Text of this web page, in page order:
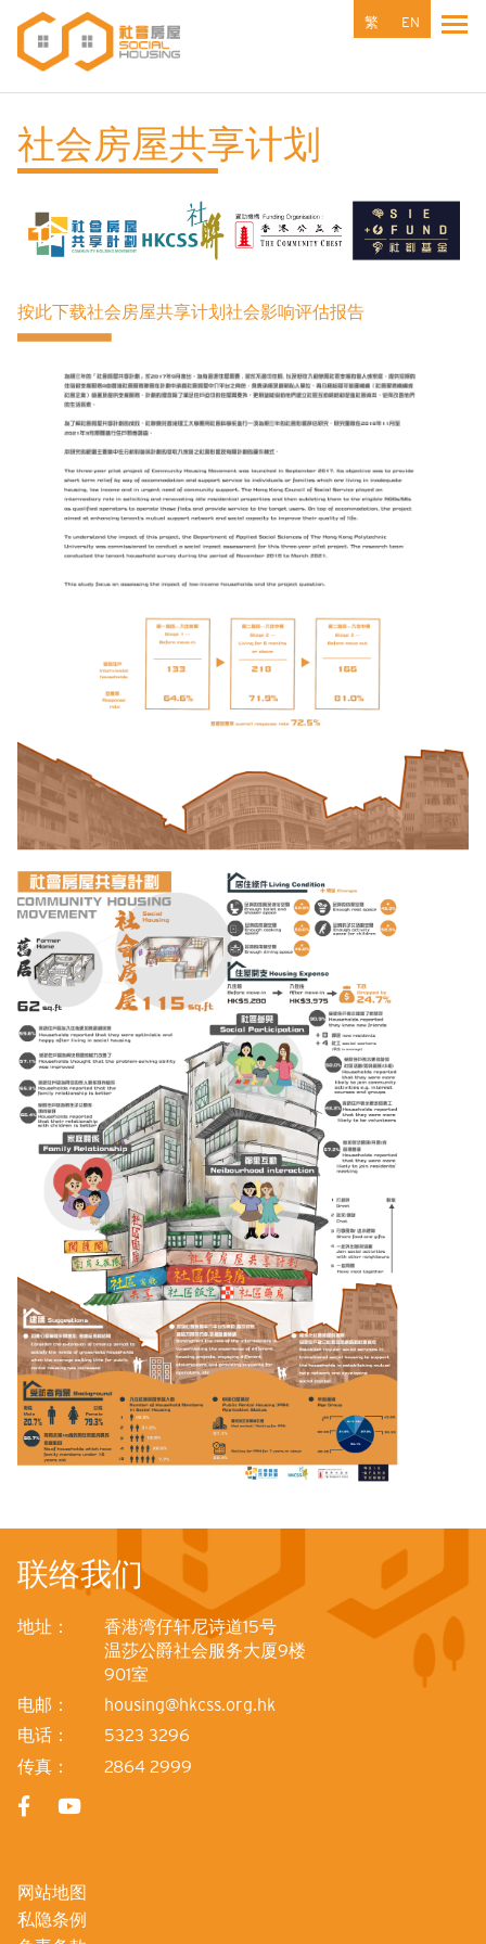
主
繁 EN
社会房屋共享计划
按此下载社会房屋共享计划社会影响评估报告
联络我们
地址：
香港湾仔轩尼诗道15号
温莎公爵社会服务大厦9楼
901室
电邮：
housing@hkcss.org.hk
电话：
5323 3296
传真：
2864 2999
网站地图
私隐条例